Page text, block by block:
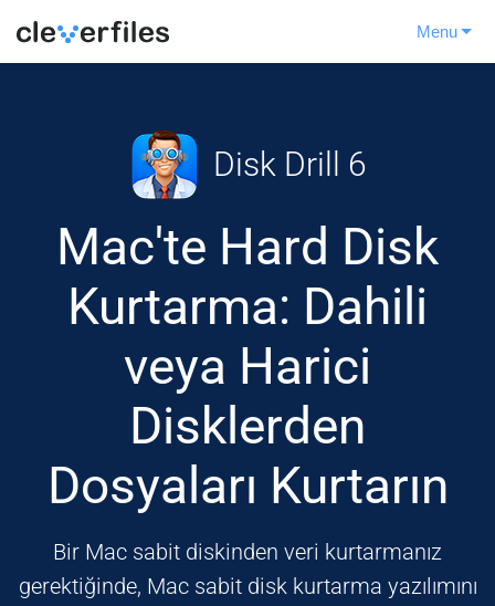
Menu
Disk Drill 6
Mac'te Hard Disk
Kurtarma: Dahili
veya Harici
Disklerden
Dosyaları Kurtarın
Bir Mac sabit diskinden veri kurtarmanız
gerektiğinde, Mac sabit disk kurtarma yazılımını